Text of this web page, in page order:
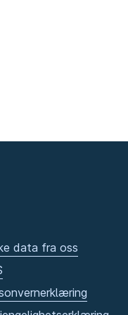
data fra oss